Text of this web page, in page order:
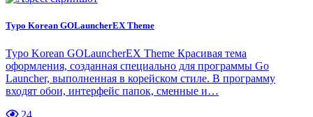
Typo Korean GOLauncherEX Theme
Typo Korean GOLauncherEX Theme Красивая тема
оформления, созданная специально для программы Go
Launcher, выполненная в корейском стиле. В программу
входят обои, интерфейс папок, сменные и…
24